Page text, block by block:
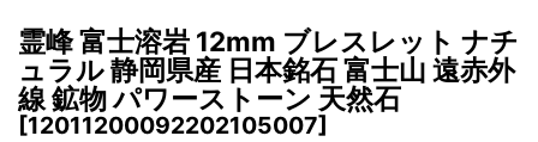
霊峰 富士溶岩 12mm ブレスレット ナチ
ュラル 静岡県産 日本銘石 富士山 遠赤外
線 鉱物 パワーストーン 天然石
[12011200092202105007]